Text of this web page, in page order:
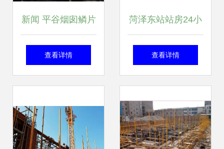
新闻 平谷烟囱鳞片
胶泥防腐施工费多
工程公司
查看详情
菏泽东站站房24小
时不间断施工 11月
体结构封顶
查看详情